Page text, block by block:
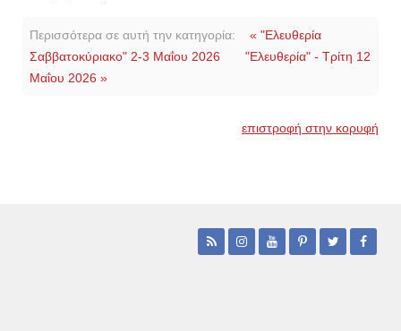
Περισσότερα σε αυτή την κατηγορία:
« "Ελευθερία
Σαββατοκύριακο" 2-3 Μαΐου 2026
"Ελευθερία" - Τρίτη 12
Μαΐου 2026 »
επιστροφή στην κορυφή